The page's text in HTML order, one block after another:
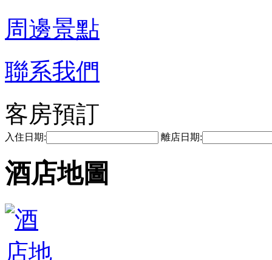
周邊景點
聯系我們
客房預訂
入住日期: 離店日期:
酒店地圖